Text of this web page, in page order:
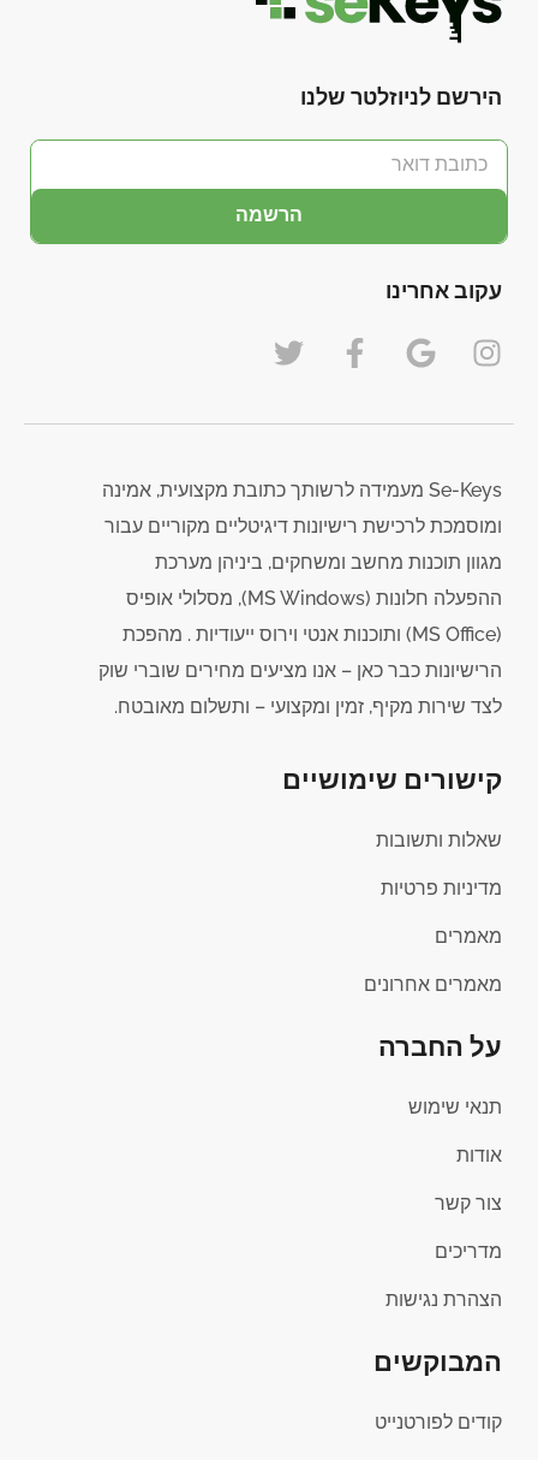
הירשם לניוזלטר שלנו
הרשמה
עקוב אחרינו
Se-Keys מעמידה לרשותך כתובת מקצועית, אמינה
ומוסמכת לרכישת רישיונות דיגיטליים מקוריים עבור
מגוון תוכנות מחשב ומשחקים, ביניהן מערכת
ההפעלה חלונות (MS Windows), מסלולי אופיס
(MS Office) ותוכנות אנטי וירוס ייעודיות . מהפכת
הרישיונות כבר כאן – אנו מציעים מחירים שוברי שוק
לצד שירות מקיף, זמין ומקצועי – ותשלום מאובטח.
קישורים שימושיים
שאלות ותשובות
מדיניות פרטיות
מאמרים
מאמרים אחרונים
על החברה
תנאי שימוש
אודות
צור קשר
מדריכים
הצהרת נגישות
המבוקשים
קודים לפורטנייט